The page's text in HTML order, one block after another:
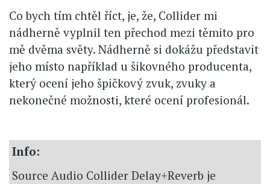
Co bych tím chtěl říct, je, že, Collider mi
nádherně vyplnil ten přechod mezi těmito pro
mě dvěma světy. Nádherně si dokážu představit
jeho místo například u šikovného producenta,
který ocení jeho špičkový zvuk, zvuky a
nekonečné možnosti, které ocení profesionál.
Info:
Source Audio Collider Delay+Reverb je